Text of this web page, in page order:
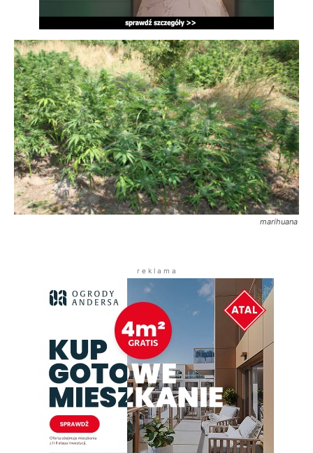
marihuana
r e k l a m a